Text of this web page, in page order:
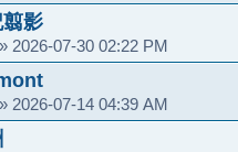
影
» 2026-07-30 02:22 PM
» 2026-07-14 04:39 AM